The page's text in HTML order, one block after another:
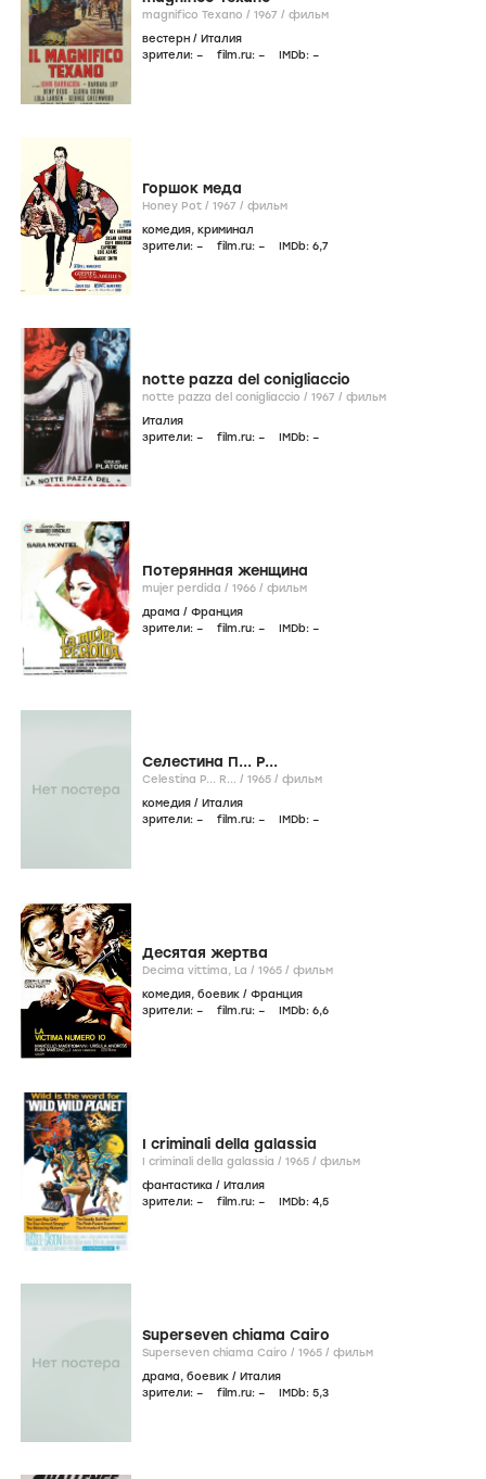
magnifico Texano / 1967 / фильм
вестерн / Италия
зрители: – film.ru: – IMDb: –
Горшок меда
Honey Pot / 1967 / фильм
комедия, криминал
зрители: – film.ru: – IMDb: 6,7
notte pazza del conigliaccio
notte pazza del conigliaccio / 1967 / фильм
Италия
зрители: – film.ru: – IMDb: –
Потерянная женщина
mujer perdida / 1966 / фильм
драма / Франция
зрители: – film.ru: – IMDb: –
Селестина П... Р...
Celestina P... R... / 1965 / фильм
комедия / Италия
зрители: – film.ru: – IMDb: –
Десятая жертва
Decima vittima, La / 1965 / фильм
комедия, боевик / Франция
зрители: – film.ru: – IMDb: 6,6
I criminali della galassia
I criminali della galassia / 1965 / фильм
фантастика / Италия
зрители: – film.ru: – IMDb: 4,5
Superseven chiama Cairo
Superseven chiama Cairo / 1965 / фильм
драма, боевик / Италия
зрители: – film.ru: – IMDb: 5,3